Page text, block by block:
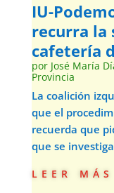
IU-
recurra la
cafetería
por José María
Provincia
La coalición
que el
recuerda que
que se
leer más